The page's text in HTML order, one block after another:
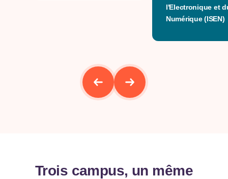
l'Electronique et
Numérique (ISEN)
Trois campus, un même